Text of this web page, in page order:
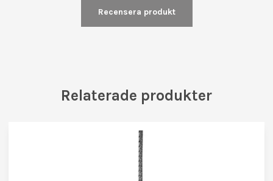
Recensera produkt
Relaterade produkter